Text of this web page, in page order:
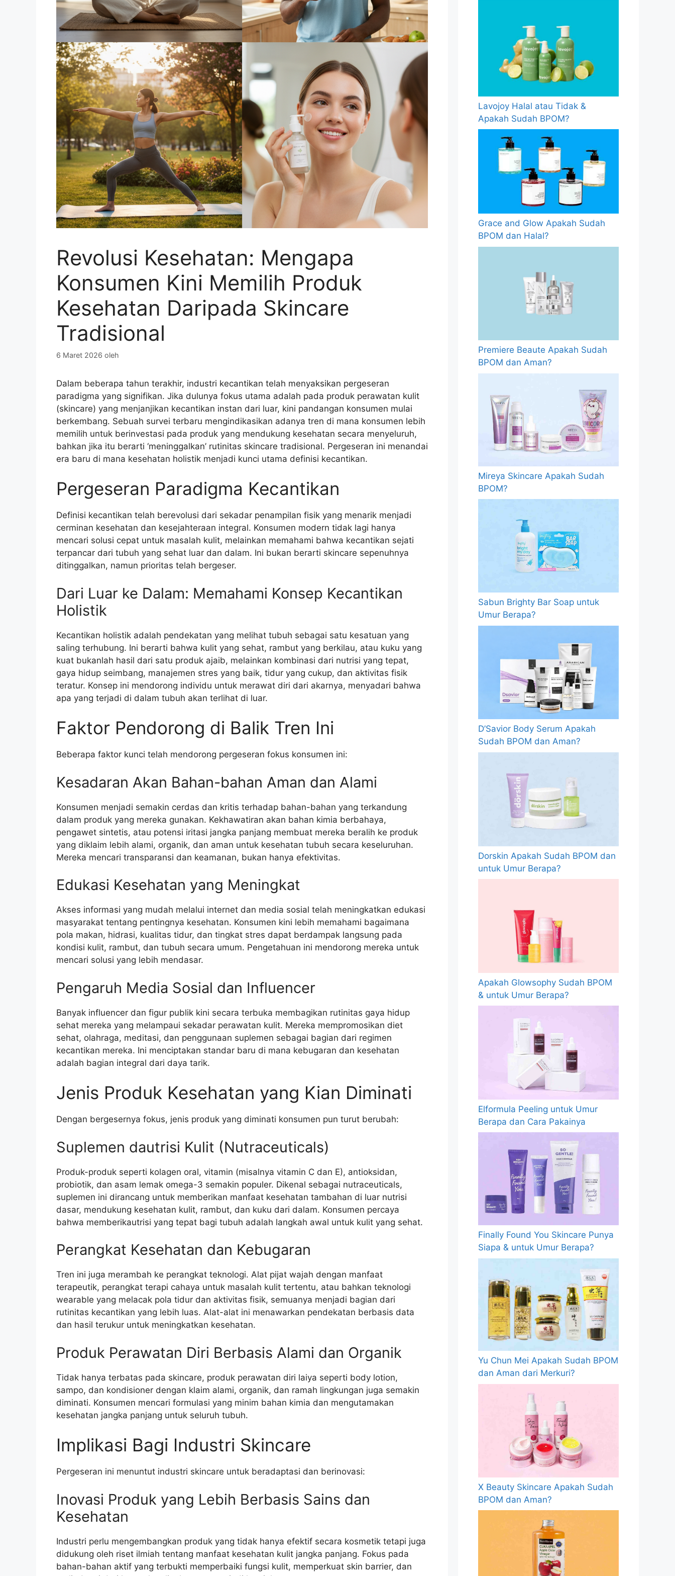
Revolusi Kesehatan: Mengapa
Konsumen Kini Memilih Produk
Kesehatan Daripada Skincare
Tradisional
6 Maret 2026 oleh
Dalam beberapa tahun terakhir, industri kecantikan telah menyaksikan pergeseran
paradigma yang signifikan. Jika dulunya fokus utama adalah pada produk perawatan kulit
(skincare) yang menjanjikan kecantikan instan dari luar, kini pandangan konsumen mulai
berkembang. Sebuah survei terbaru mengindikasikan adanya tren di mana konsumen lebih
memilih untuk berinvestasi pada produk yang mendukung kesehatan secara menyeluruh,
bahkan jika itu berarti ‘meninggalkan’ rutinitas skincare tradisional. Pergeseran ini menandai
era baru di mana kesehatan holistik menjadi kunci utama definisi kecantikan.
Pergeseran Paradigma Kecantikan
Definisi kecantikan telah berevolusi dari sekadar penampilan fisik yang menarik menjadi
cerminan kesehatan dan kesejahteraan integral. Konsumen modern tidak lagi hanya
mencari solusi cepat untuk masalah kulit, melainkan memahami bahwa kecantikan sejati
terpancar dari tubuh yang sehat luar dan dalam. Ini bukan berarti skincare sepenuhnya
ditinggalkan, namun prioritas telah bergeser.
Dari Luar ke Dalam: Memahami Konsep Kecantikan
Holistik
Kecantikan holistik adalah pendekatan yang melihat tubuh sebagai satu kesatuan yang
saling terhubung. Ini berarti bahwa kulit yang sehat, rambut yang berkilau, atau kuku yang
kuat bukanlah hasil dari satu produk ajaib, melainkan kombinasi dari nutrisi yang tepat,
gaya hidup seimbang, manajemen stres yang baik, tidur yang cukup, dan aktivitas fisik
teratur. Konsep ini mendorong individu untuk merawat diri dari akarnya, menyadari bahwa
apa yang terjadi di dalam tubuh akan terlihat di luar.
Faktor Pendorong di Balik Tren Ini
Beberapa faktor kunci telah mendorong pergeseran fokus konsumen ini:
Kesadaran Akan Bahan-bahan Aman dan Alami
Konsumen menjadi semakin cerdas dan kritis terhadap bahan-bahan yang terkandung
dalam produk yang mereka gunakan. Kekhawatiran akan bahan kimia berbahaya,
pengawet sintetis, atau potensi iritasi jangka panjang membuat mereka beralih ke produk
yang diklaim lebih alami, organik, dan aman untuk kesehatan tubuh secara keseluruhan.
Mereka mencari transparansi dan keamanan, bukan hanya efektivitas.
Edukasi Kesehatan yang Meningkat
Akses informasi yang mudah melalui internet dan media sosial telah meningkatkan edukasi
masyarakat tentang pentingnya kesehatan. Konsumen kini lebih memahami bagaimana
pola makan, hidrasi, kualitas tidur, dan tingkat stres dapat berdampak langsung pada
kondisi kulit, rambut, dan tubuh secara umum. Pengetahuan ini mendorong mereka untuk
mencari solusi yang lebih mendasar.
Pengaruh Media Sosial dan Influencer
Banyak influencer dan figur publik kini secara terbuka membagikan rutinitas gaya hidup
sehat mereka yang melampaui sekadar perawatan kulit. Mereka mempromosikan diet
sehat, olahraga, meditasi, dan penggunaan suplemen sebagai bagian dari regimen
kecantikan mereka. Ini menciptakan standar baru di mana kebugaran dan kesehatan
adalah bagian integral dari daya tarik.
Jenis Produk Kesehatan yang Kian Diminati
Dengan bergesernya fokus, jenis produk yang diminati konsumen pun turut berubah:
Suplemen dautrisi Kulit (Nutraceuticals)
Produk-produk seperti kolagen oral, vitamin (misalnya vitamin C dan E), antioksidan,
probiotik, dan asam lemak omega-3 semakin populer. Dikenal sebagai nutraceuticals,
suplemen ini dirancang untuk memberikan manfaat kesehatan tambahan di luar nutrisi
dasar, mendukung kesehatan kulit, rambut, dan kuku dari dalam. Konsumen percaya
bahwa memberikautrisi yang tepat bagi tubuh adalah langkah awal untuk kulit yang sehat.
Perangkat Kesehatan dan Kebugaran
Tren ini juga merambah ke perangkat teknologi. Alat pijat wajah dengan manfaat
terapeutik, perangkat terapi cahaya untuk masalah kulit tertentu, atau bahkan teknologi
wearable yang melacak pola tidur dan aktivitas fisik, semuanya menjadi bagian dari
rutinitas kecantikan yang lebih luas. Alat-alat ini menawarkan pendekatan berbasis data
dan hasil terukur untuk meningkatkan kesehatan.
Produk Perawatan Diri Berbasis Alami dan Organik
Tidak hanya terbatas pada skincare, produk perawatan diri laiya seperti body lotion,
sampo, dan kondisioner dengan klaim alami, organik, dan ramah lingkungan juga semakin
diminati. Konsumen mencari formulasi yang minim bahan kimia dan mengutamakan
kesehatan jangka panjang untuk seluruh tubuh.
Implikasi Bagi Industri Skincare
Pergeseran ini menuntut industri skincare untuk beradaptasi dan berinovasi:
Inovasi Produk yang Lebih Berbasis Sains dan
Kesehatan
Industri perlu mengembangkan produk yang tidak hanya efektif secara kosmetik tetapi juga
didukung oleh riset ilmiah tentang manfaat kesehatan kulit jangka panjang. Fokus pada
bahan-bahan aktif yang terbukti memperbaiki fungsi kulit, memperkuat skin barrier, dan
Lavojoy Halal atau Tidak &
Apakah Sudah BPOM?
Grace and Glow Apakah Sudah
BPOM dan Halal?
Premiere Beaute Apakah Sudah
BPOM dan Aman?
Mireya Skincare Apakah Sudah
BPOM?
Sabun Brighty Bar Soap untuk
Umur Berapa?
D’Savior Body Serum Apakah
Sudah BPOM dan Aman?
Dorskin Apakah Sudah BPOM dan
untuk Umur Berapa?
Apakah Glowsophy Sudah BPOM
& untuk Umur Berapa?
Elformula Peeling untuk Umur
Berapa dan Cara Pakainya
Finally Found You Skincare Punya
Siapa & untuk Umur Berapa?
Yu Chun Mei Apakah Sudah BPOM
dan Aman dari Merkuri?
X Beauty Skincare Apakah Sudah
BPOM dan Aman?